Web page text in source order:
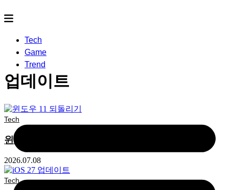
Tech
Game
Trend
업데이트
Tech
윈도우 11 되돌리기 23H2 롤백하는 방법
2026.07.08
Tech